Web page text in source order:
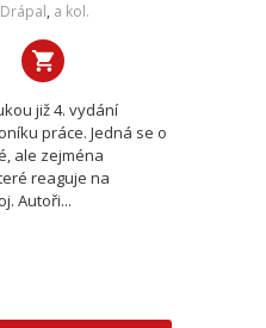
, a kol.
již 4. vydání
práce. Jedná se o
ale zejména
reaguje na
Autoři...